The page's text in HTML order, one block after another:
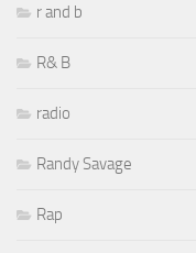
r and b
R& B
radio
Randy Savage
Rap